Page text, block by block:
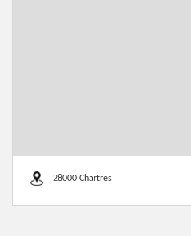
28000 Chartres